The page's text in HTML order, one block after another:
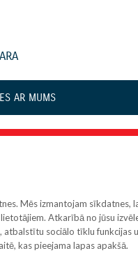
AR MUMS
Mēs izmantojam sīkdatnes,
Atkarībā no jūsu
atbalstītu sociālo tīklu funkcijas
kas pieejama lapas apakšā.